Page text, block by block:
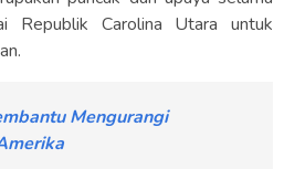
Republik Carolina Utara untuk
Mengurangi